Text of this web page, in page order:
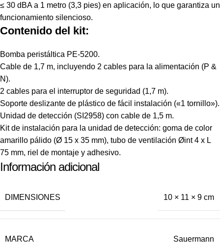
≤ 30 dBA a 1 metro (3,3 pies) en aplicación, lo que garantiza un
funcionamiento silencioso.
Contenido del kit:
Bomba peristáltica PE-5200.
Cable de 1,7 m, incluyendo 2 cables para la alimentación (P &
N).
2 cables para el interruptor de seguridad (1,7 m).
Soporte deslizante de plástico de fácil instalación («1 tornillo»).
Unidad de detección (SI2958) con cable de 1,5 m.
Kit de instalación para la unidad de detección: goma de color
amarillo pálido (Ø 15 x 35 mm), tubo de ventilación Øint 4 x L
75 mm, riel de montaje y adhesivo.
Información adicional
DIMENSIONES 10 × 11 × 9 cm
MARCA Sauermann